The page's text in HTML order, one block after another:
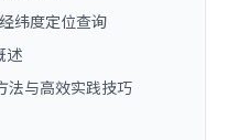
纬度定位查询
述
法与高效实践技巧